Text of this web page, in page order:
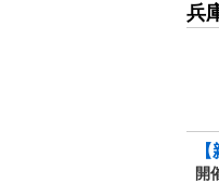
兵
開